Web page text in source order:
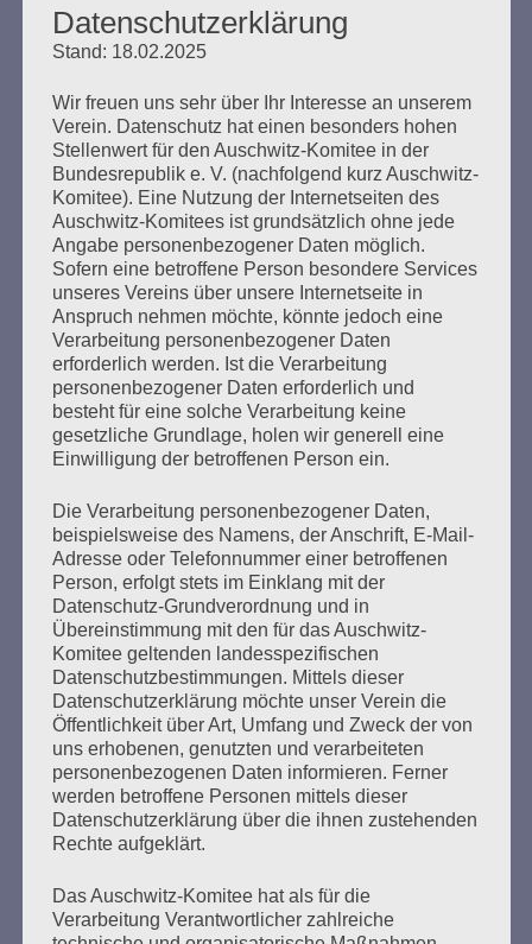
Wir trauern um Marianne Wilke
(1930-2023)
Erstellt am18. Juli 2023
Das Auschwitz-Komitee in der Bundesrepublik
Deutschland trauert um Marianne Wilke, die am 17. Juli
2023 gestorben ist. Sie wurde 93 Jahre alt und hat ihr
politisches Leben ganz dem Kampf für den Frieden gegen
Faschismus und Krieg gewidmet. Viele Jahre war sie
Vorsitzende der Vereinigung der Verfolgten des
Naziregimes Bund der Antifaschisten (VVN/ BDA) in…
mehr ...
Seitennummerierung
der
Beiträge
Zurück 7 Weiter
Der 8. Mai ist ein Tag der Hoffnung, ein Tag des
Nachdenkens!
Esther Bejarano - 26. Januar 2020
Datenschutzerklärung
Stand: 18.02.2025
Wir freuen uns sehr über Ihr Interesse an unserem
Verein. Datenschutz hat einen besonders hohen
Stellenwert für den Auschwitz-Komitee in der
Bundesrepublik e. V. (nachfolgend kurz Auschwitz-
Komitee). Eine Nutzung der Internetseiten des
Auschwitz-Komitees ist grundsätzlich ohne jede
Angabe personenbezogener Daten möglich.
Sofern eine betroffene Person besondere Services
unseres Vereins über unsere Internetseite in
Anspruch nehmen möchte, könnte jedoch eine
Verarbeitung personenbezogener Daten
erforderlich werden. Ist die Verarbeitung
personenbezogener Daten erforderlich und
besteht für eine solche Verarbeitung keine
gesetzliche Grundlage, holen wir generell eine
Einwilligung der betroffenen Person ein.
Die Verarbeitung personenbezogener Daten,
beispielsweise des Namens, der Anschrift, E-Mail-
Adresse oder Telefonnummer einer betroffenen
Person, erfolgt stets im Einklang mit der
Datenschutz-Grundverordnung und in
Übereinstimmung mit den für das Auschwitz-
Komitee geltenden landesspezifischen
Datenschutzbestimmungen. Mittels dieser
Datenschutzerklärung möchte unser Verein die
Öffentlichkeit über Art, Umfang und Zweck der von
uns erhobenen, genutzten und verarbeiteten
personenbezogenen Daten informieren. Ferner
werden betroffene Personen mittels dieser
Datenschutzerklärung über die ihnen zustehenden
Rechte aufgeklärt.
Das Auschwitz-Komitee hat als für die
Verarbeitung Verantwortlicher zahlreiche